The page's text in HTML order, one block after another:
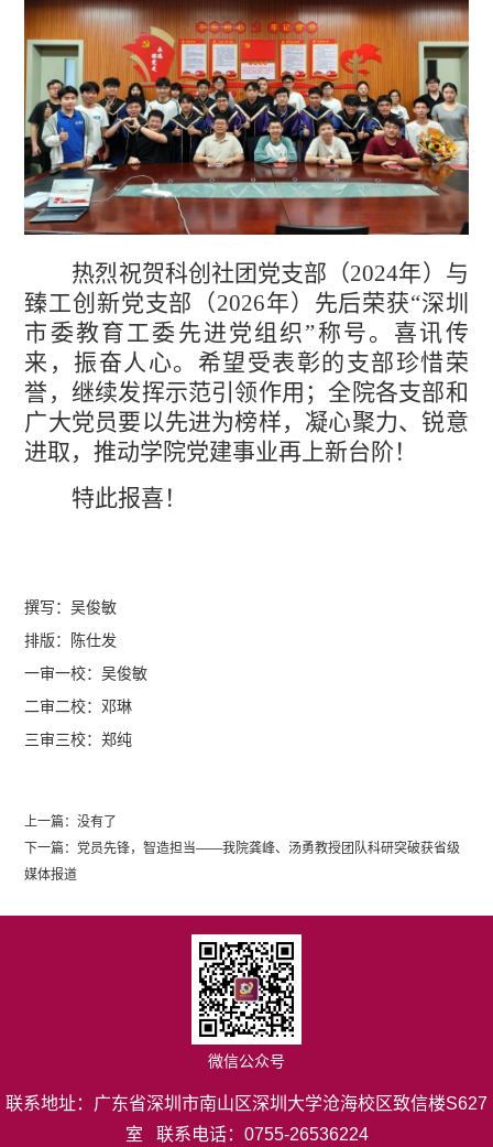
热烈祝贺科创社团党支部（2024年）与
臻工创新党支部（2026年）先后荣获“深圳
市委教育工委先进党组织”称号。喜讯传
来，振奋人心。希望受表彰的支部珍惜荣
誉，继续发挥示范引领作用；全院各支部和
广大党员要以先进为榜样，凝心聚力、锐意
进取，推动学院党建事业再上新台阶！
特此报喜！
撰写：吴俊敏
排版：陈仕发
一审一校：吴俊敏
二审二校：邓琳
三审三校：郑纯
上一篇：没有了
下一篇：党员先锋，智造担当——我院龚峰、汤勇教授团队科研突破获省级
媒体报道
微信公众号
联系地址：广东省深圳市南山区深圳大学沧海校区致信楼S627
室 联系电话：0755-26536224